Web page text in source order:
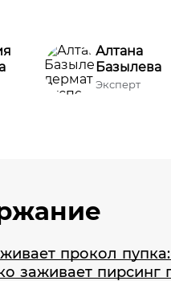
Алтана
Базылева
Эксперт
прокол
заживает пирсинг